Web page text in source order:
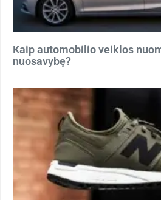
Kaip automobilio veiklos
nuosavybę?